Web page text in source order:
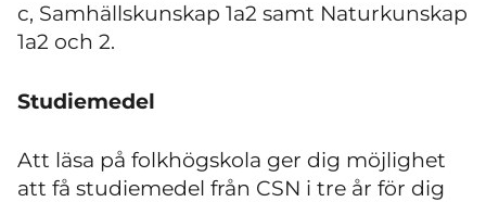
c, Samhällskunskap 1a2 samt Naturkunskap
1a2 och 2.
Studiemedel
Att läsa på folkhögskola ger dig möjlighet
att få studiemedel från CSN i tre år för dig